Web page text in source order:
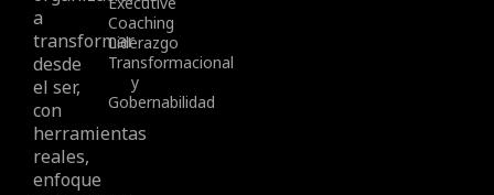
a
transformar
desde
el ser,
con
herramientas
reales,
enfoque
Coaching
Liderazgo
Transformacional
y
Gobernabilidad